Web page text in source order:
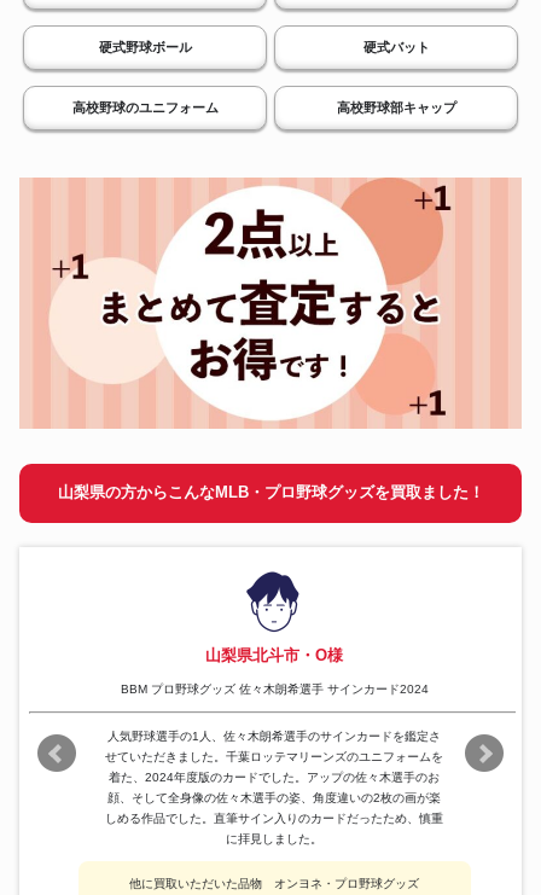
硬式野球ボール 硬式バット
高校野球のユニフォーム 高校野球部キャップ
山梨県の方からこんなMLB・プロ野球グッズを買取ました！
山梨県北斗市・O様
BBM プロ野球グッズ 佐々木朗希選手 サインカード2024
人気野球選手の1人、佐々木朗希選手のサインカードを鑑定さ
せていただきました。千葉ロッテマリーンズのユニフォームを
着た、2024年度版のカードでした。アップの佐々木選手のお
顔、そして全身像の佐々木選手の姿、角度違いの2枚の画が楽
しめる作品でした。直筆サイン入りのカードだったため、慎重
に拝見しました。
他に買取いただいた品物 オンヨネ・プロ野球グッズ